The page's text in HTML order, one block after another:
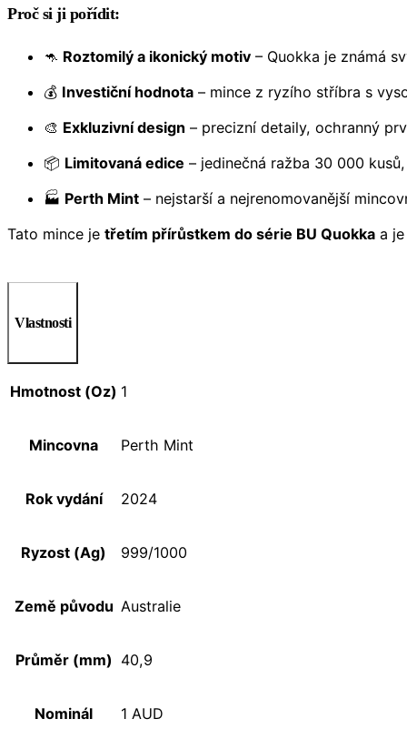
Proč si ji pořídit:
🦘 Roztomilý a ikonický motiv – Quokka je známá
💰 Investiční hodnota – mince z ryzího stříbra s
🎨 Exkluzivní design – precizní detaily, ochranný
📦 Limitovaná edice – jedinečná ražba 30 000
🏭 Perth Mint – nejstarší a nejrenomovanější
Tato mince je třetím přírůstkem do série BU Quokka a
Vlastnosti
Hmotnost (Oz) 1
Mincovna Perth Mint
Rok vydání 2024
Ryzost (Ag) 999/1000
Země původu Australie
Průměr (mm) 40,9
Nominál 1 AUD